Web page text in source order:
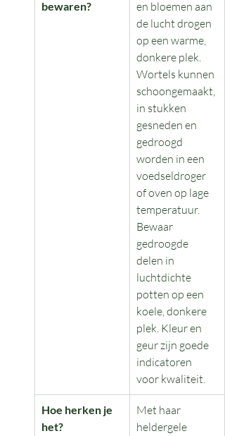
bewaren?
en bloemen aan
de lucht drogen
op een warme,
donkere plek.
Wortels kunnen
schoongemaakt,
in stukken
gesneden en
gedroogd
worden in een
voedseldroger
of oven op lage
temperatuur.
Bewaar
gedroogde
delen in
luchtdichte
potten op een
koele, donkere
plek. Kleur en
geur zijn goede
indicatoren
voor kwaliteit.
Hoe herken je
het?
Met haar
heldergele